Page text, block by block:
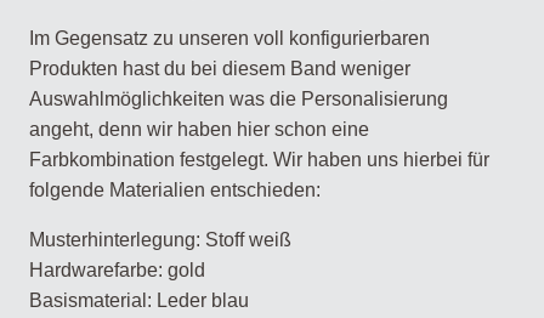
Im Gegensatz zu unseren voll konfigurierbaren
Produkten hast du bei diesem Band weniger
Auswahlmöglichkeiten was die Personalisierung
angeht, denn wir haben hier schon eine
Farbkombination festgelegt. Wir haben uns hierbei für
folgende Materialien entschieden:
Musterhinterlegung: Stoff weiß
Hardwarefarbe: gold
Basismaterial: Leder blau